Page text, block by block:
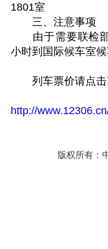
1801室
三、注意事项
由于需要联检部
小时到国际候车室候
列车票价请点击
http://
版权所有：